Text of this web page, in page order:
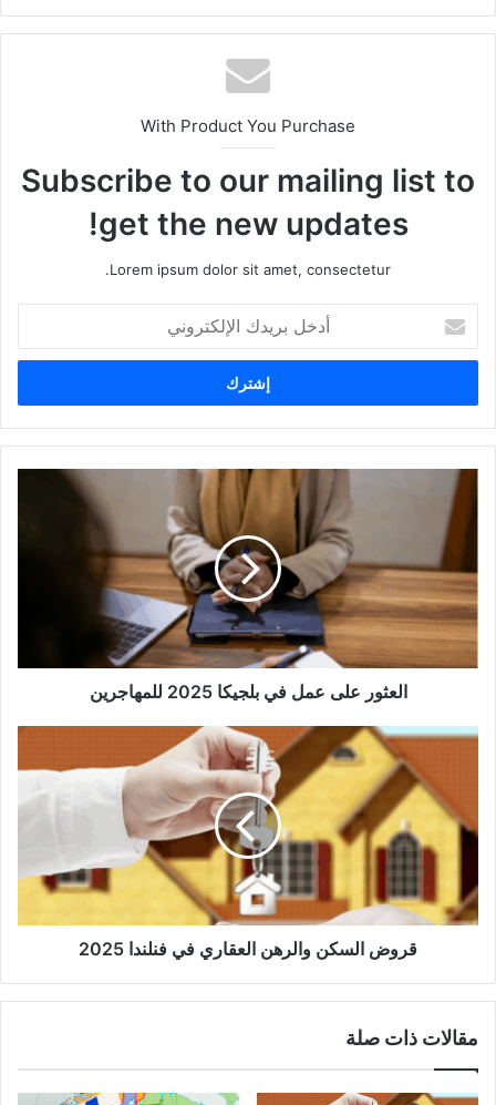
With Product You Purchase
Subscribe to our mailing list to
get the new updates!
Lorem ipsum dolor sit amet, consectetur.
بريدك
الإلكتروني
العثور
على
بلجيكا
2025
للمهاجرين
العثور على عمل في بلجيكا 2025 للمهاجرين
قروض
العقاري
في
قروض السكن والرهن العقاري في فنلندا 2025
مقالات ذات صلة